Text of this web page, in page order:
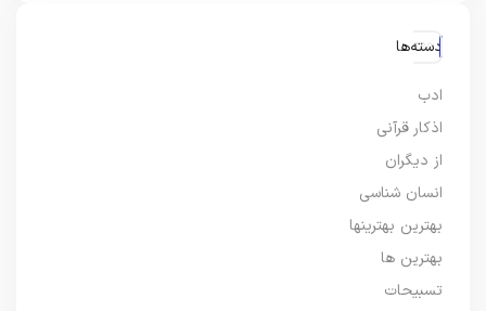
دسته‌ها
ادب
اذکار قرآنی
از دیگران
انسان شناسی
بهترین بهترینها
بهترین ها
تسبیحات